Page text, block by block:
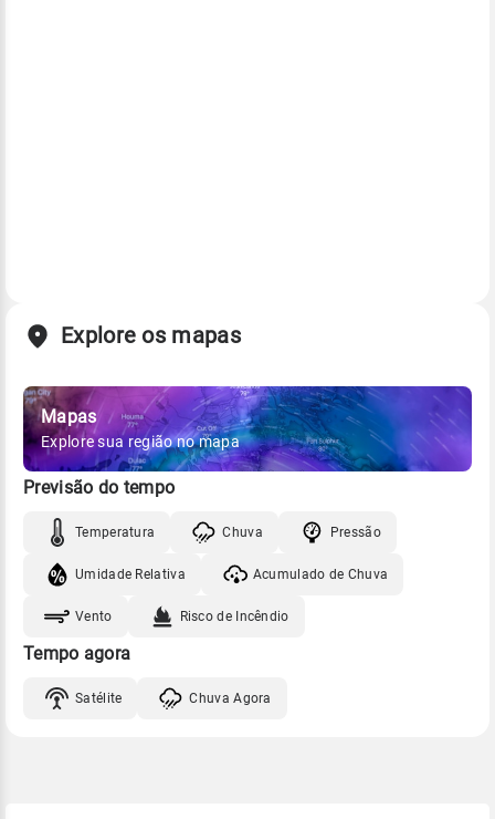
Explore os mapas
Mapas
Explore sua região no mapa
Previsão do tempo
Temperatura Chuva Pressão
Umidade Relativa Acumulado de Chuva
Vento Risco de Incêndio
Tempo agora
Satélite Chuva Agora